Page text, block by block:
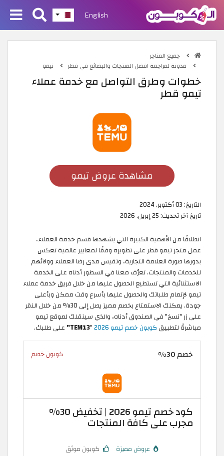
English
جميع المتاجر
مدونة لمراجعة افضل المنتجات والبضائع في قطر
تيمو
خطوات وطرق التواصل مع خدمة عملاء
تيمو قطر
مشاهدة عروض تيمو
التاريخ:03 أكتوبر, 2024
تاريخ آخر تحديث:25 إبريل, 2026
انطلاقًا من الأهمية الكبيرة التي يشهدها قسم خدمة العملاء،
عمل متجر تيمو قطر على تطويره وفقًا لمعايير عالمية تعكس
بدورها صورة العلامة التجارية، وتقيس مدى رضا العملاء وولائهم
للخدمات والمنتجات. تعرّف معنا في السطور أدناه على الخدمة
الاستثنائية التي تستطيع الحصول عليها من خلال فريق خدمة عملاء
تيمو لإتمام طلباتك والحصول عليها بأسرع وقت ممكن وبأعلى
جودة. يمكنك الاستمتاع بخصم مميز يصل إلى 30% من خلال النقر
على زر "نسخ" في الصندوق أدناه، والذي سينقلك لموقع تيمو
مباشرةً لتطبيق كوبون خصم تيمو 2026 "
TEM13" على طلبك.
خصم 30% كوبون خصم
كود خصم تيمو 2026 | تخفيض 30%
مجرب على كافة المنتجات
عروض مميزة كوبون موثق